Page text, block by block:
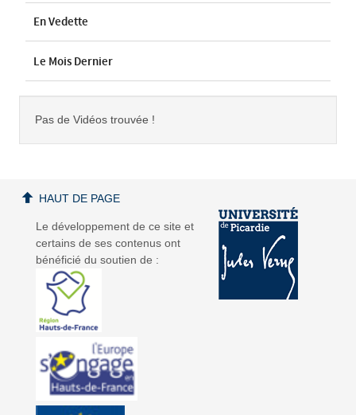
En Vedette
Le Mois Dernier
Pas de Vidéos trouvée !
Le développement de ce site et
certains de ses contenus ont
bénéficié du soutien de :
HAUT DE PAGE